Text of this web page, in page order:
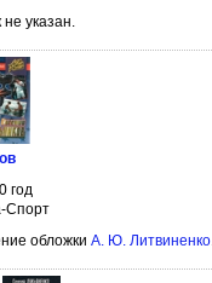
указан.
год
Спорт
обложки А. Ю. Литвиненко